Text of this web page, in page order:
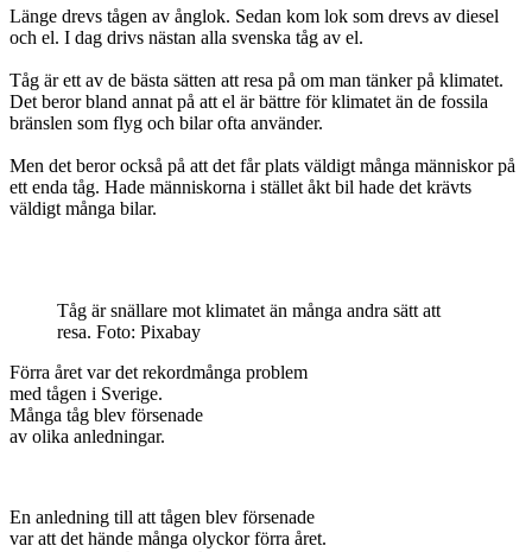
Länge drevs tågen av ånglok. Sedan kom lok som drevs av diesel
och el. I dag drivs nästan alla svenska tåg av el.
Tåg är ett av de bästa sätten att resa på om man tänker på klimatet.
Det beror bland annat på att el är bättre för klimatet än de fossila
bränslen som flyg och bilar ofta använder.
Men det beror också på att det får plats väldigt många människor på
ett enda tåg. Hade människorna i stället åkt bil hade det krävts
väldigt många bilar.
Tåg är snällare mot klimatet än många andra sätt att
resa. Foto: Pixabay
Förra året var det rekordmånga problem
med tågen i Sverige.
Många tåg blev försenade
av olika anledningar.
En anledning till att tågen blev försenade
var att det hände många olyckor förra året.